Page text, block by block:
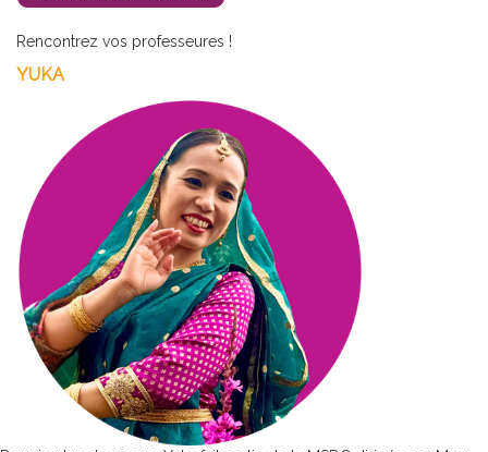
Rencontrez vos professeures !
YUKA